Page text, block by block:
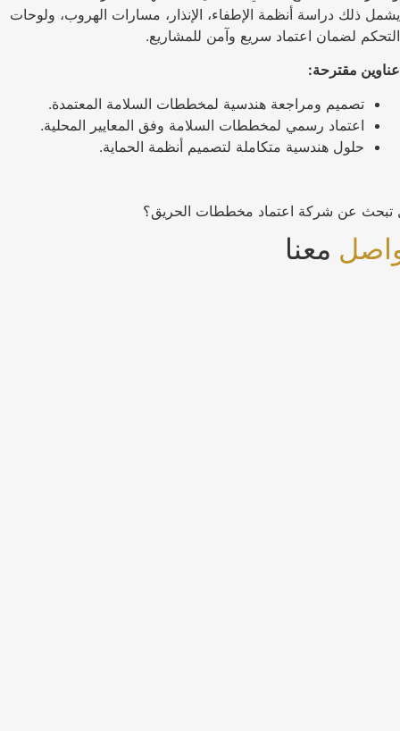
يشمل ذلك دراسة أنظمة الإطفاء، الإنذار، مسارات الهروب، ولوحات
التحكم لضمان اعتماد سريع وآمن للمشاريع.
عناوين مقترحة:
تصميم ومراجعة هندسية لمخططات السلامة المعتمدة.
اعتماد رسمي لمخططات السلامة وفق المعايير المحلية.
حلول هندسية متكاملة لتصميم أنظمة الحماية.
هل تبحث عن شركة اعتماد مخططات الحريق؟
تواصلمعنا